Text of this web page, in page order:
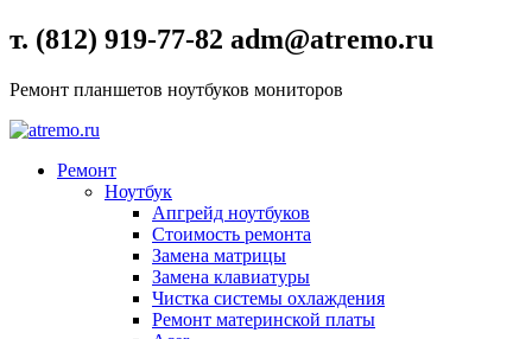
т. (812) 919-77-82 adm@atremo.ru
Ремонт планшетов ноутбуков мониторов
Ремонт
Ноутбук
Апгрейд ноутбуков
Стоимость ремонта
Замена матрицы
Замена клавиатуры
Чистка системы охлаждения
Ремонт материнской платы